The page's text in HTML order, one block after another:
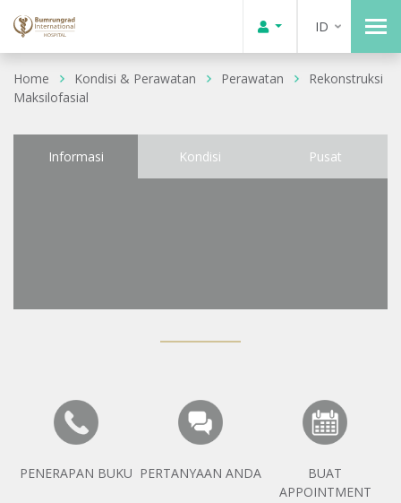
ID
Home Kondisi & Perawatan Perawatan
Rekonstruksi
Maksilofasial
Informasi Kondisi Pusat
PENERAPAN BUKU PERTANYAAN ANDA
BUAT
APPOINTMENT